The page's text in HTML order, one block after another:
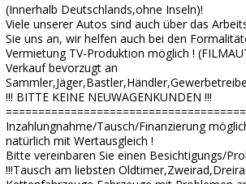
(Innerhalb Deutschlands,ohne Inseln)!
Viele unserer Autos sind auch über das
Sie uns an, wir helfen auch bei den
Vermietung TV-Produktion möglich !
Verkauf bevorzugt an
!!! BITTE KEINE NEUWAGENKUNDEN !!!
Inzahlungnahme/Tausch/Finanzierung
natürlich mit Wertausgleich !
Bitte vereinbaren Sie einen Besichtigungs/
!!!Tausch am liebsten